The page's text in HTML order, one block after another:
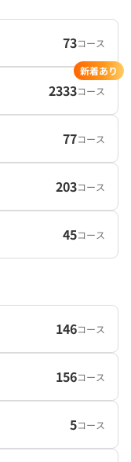
73コース
2333コース
新着あり
77コース
203コース
45コース
146コース
156コース
5コース